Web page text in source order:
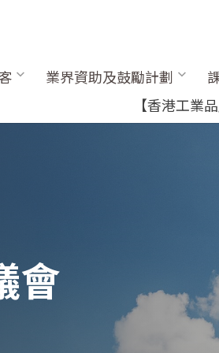
業界資助及鼓勵計劃
【香港工業
會